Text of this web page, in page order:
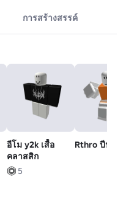
การสร้างสรรค์
อีโม y2k เสื้อ
คลาสสิก
5
Rthro ปีนเขา